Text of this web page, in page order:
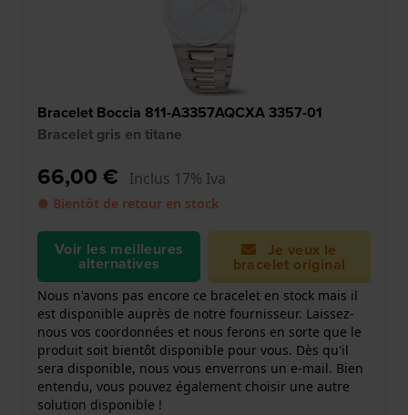
Bracelet Boccia 811-A3357AQCXA 3357-01
Bracelet gris en titane
66,00 € Inclus 17% Iva
● Bientôt de retour en stock
Voir les meilleures
alternatives
Je veux le
bracelet original
Nous n'avons pas encore ce bracelet en stock mais il
est disponible auprès de notre fournisseur. Laissez-
nous vos coordonnées et nous ferons en sorte que le
produit soit bientôt disponible pour vous. Dès qu'il
sera disponible, nous vous enverrons un e-mail. Bien
entendu, vous pouvez également choisir une autre
solution disponible !